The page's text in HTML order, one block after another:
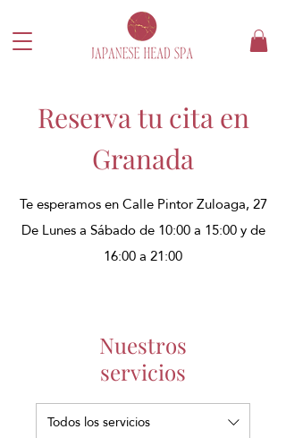
Reserva tu cita en
Granada​
Te esperamos en Calle Pintor Zuloaga, 27
De Lunes a Sábado de 10:00 a 15:00 y de
16:00 a 21:00
Nuestros
servicios
Todos los servicios